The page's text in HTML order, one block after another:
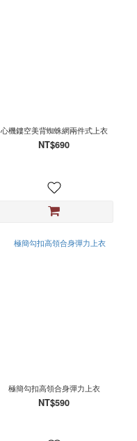
心機鏤空美背蜘蛛網兩件式上衣
NT$690
極簡勾扣高領合身彈力上衣
NT$590